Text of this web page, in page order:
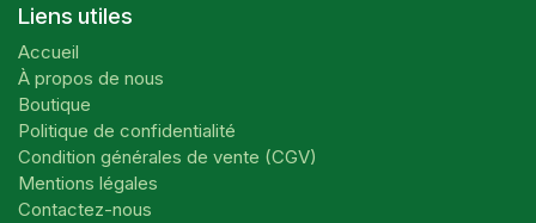
Liens utiles
Accueil
À propos de nous
Boutique
Politique de confidentialité
Condition générales de vente (CGV)
Mentions légales
Contactez-nous